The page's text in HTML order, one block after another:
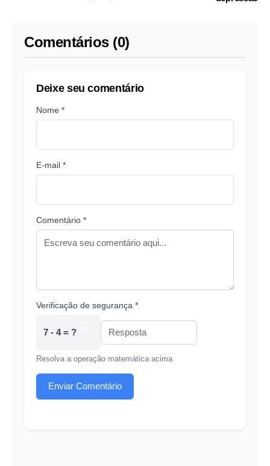
Comentários (0)
Deixe seu comentário
Nome *
E-mail *
Comentário *
Verificação de segurança *
7 - 4 = ?
Resolva a operação matemática acima
Enviar Comentário